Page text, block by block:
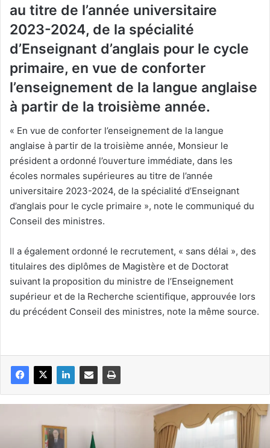
au titre de l’année universitaire
2023-2024, de la spécialité
d’Enseignant d’anglais pour le cycle
primaire, en vue de conforter
l’enseignement de la langue anglaise
à partir de la troisième année.
« En vue de conforter l’enseignement de la langue
anglaise à partir de la troisième année, Monsieur le
président a ordonné l’ouverture immédiate, dans les
écoles normales supérieures au titre de l’année
universitaire 2023-2024, de la spécialité d’Enseignant
d’anglais pour le cycle primaire », note le communiqué du
Conseil des ministres.
Il a également ordonné le recrutement, « sans délai », des
titulaires des diplômes de Magistère et de Doctorat
suivant la proposition du ministre de l’Enseignement
supérieur et de la Recherche scientifique, approuvée lors
du précédent Conseil des ministres, note la même source.